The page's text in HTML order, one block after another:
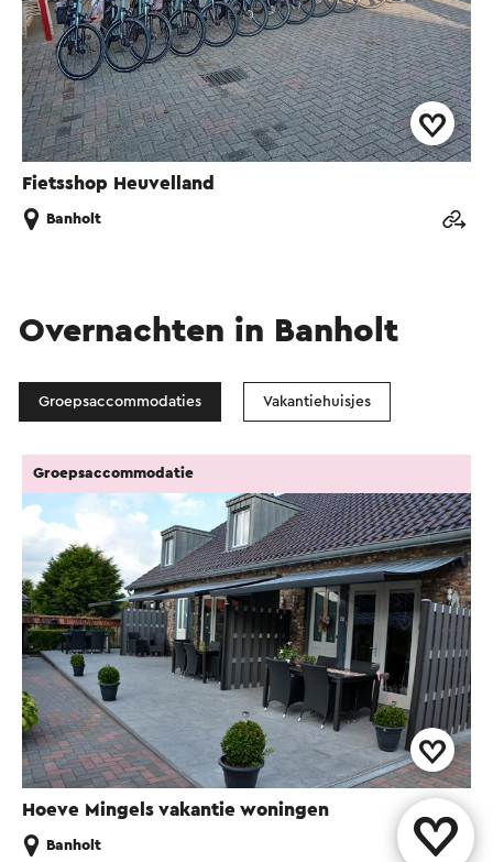
Fietsshop Heuvelland
Banholt
Overnachten in Banholt
Groepsaccommodaties Vakantiehuisjes
Hoeve Mingels vakantie woningen
Groepsaccommodatie
Banholt